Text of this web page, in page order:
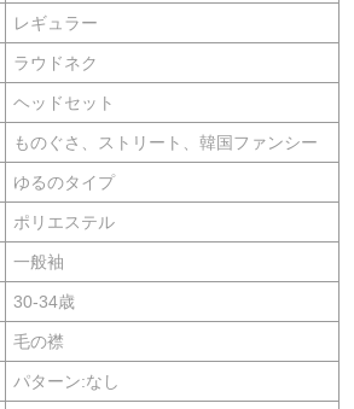
レギュラー
ラウドネク
ヘッドセット
ものぐさ、ストリート、韓国ファンシー
ゆるのタイプ
ポリエステル
一般袖
30-34歳
毛の襟
パターン:なし